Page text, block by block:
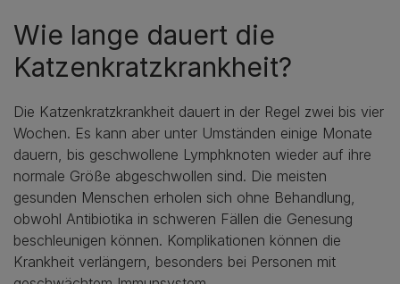
Wie lange dauert die
Katzenkratzkrankheit?
Die Katzenkratzkrankheit dauert in der Regel zwei bis vier
Wochen. Es kann aber unter Umständen einige Monate
dauern, bis geschwollene Lymphknoten wieder auf ihre
normale Größe abgeschwollen sind. Die meisten
gesunden Menschen erholen sich ohne Behandlung,
obwohl Antibiotika in schweren Fällen die Genesung
beschleunigen können. Komplikationen können die
Krankheit verlängern, besonders bei Personen mit